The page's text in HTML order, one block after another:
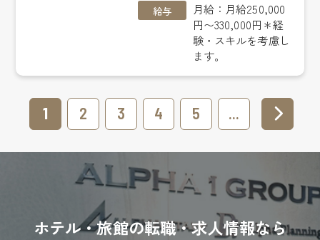
給与
月給：月給250,000
円〜330,000円＊経
験・スキルを考慮し
ます。
1 2 3 4 5 ...
ホテル・旅館の転職・求人情報なら